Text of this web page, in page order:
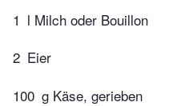
1 l Milch oder Bouillon
2 Eier
100 g Käse, gerieben